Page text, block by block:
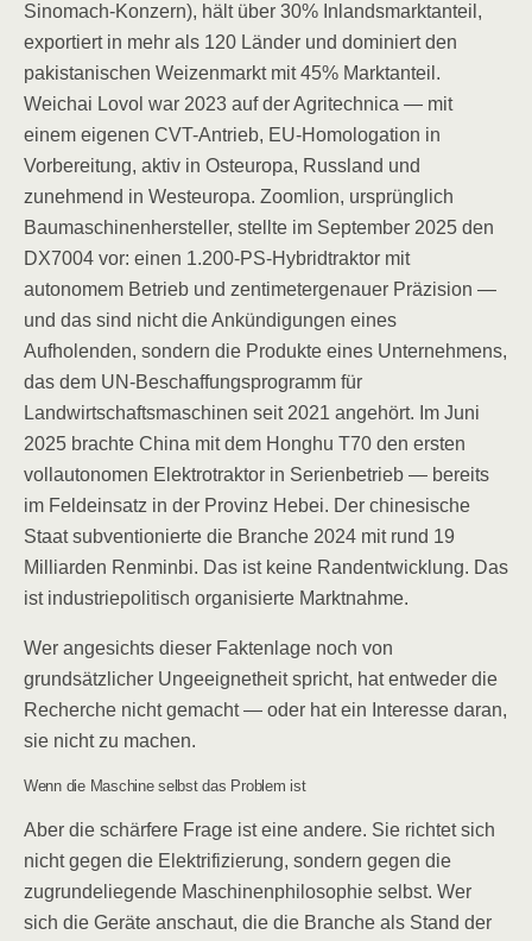
Sinomach-Konzern), hält über 30% Inlandsmarktanteil,
exportiert in mehr als 120 Länder und dominiert den
pakistanischen Weizenmarkt mit 45% Marktanteil.
Weichai Lovol war 2023 auf der Agritechnica — mit
einem eigenen CVT-Antrieb, EU-Homologation in
Vorbereitung, aktiv in Osteuropa, Russland und
zunehmend in Westeuropa. Zoomlion, ursprünglich
Baumaschinenhersteller, stellte im September 2025 den
DX7004 vor: einen 1.200-PS-Hybridtraktor mit
autonomem Betrieb und zentimetergenauer Präzision —
und das sind nicht die Ankündigungen eines
Aufholenden, sondern die Produkte eines Unternehmens,
das dem UN-Beschaffungsprogramm für
Landwirtschaftsmaschinen seit 2021 angehört. Im Juni
2025 brachte China mit dem Honghu T70 den ersten
vollautonomen Elektrotraktor in Serienbetrieb — bereits
im Feldeinsatz in der Provinz Hebei. Der chinesische
Staat subventionierte die Branche 2024 mit rund 19
Milliarden Renminbi. Das ist keine Randentwicklung. Das
ist industriepolitisch organisierte Marktnahme.
Wer angesichts dieser Faktenlage noch von
grundsätzlicher Ungeeignetheit spricht, hat entweder die
Recherche nicht gemacht — oder hat ein Interesse daran,
sie nicht zu machen.
Wenn die Maschine selbst das Problem ist
Aber die schärfere Frage ist eine andere. Sie richtet sich
nicht gegen die Elektrifizierung, sondern gegen die
zugrundeliegende Maschinenphilosophie selbst. Wer
sich die Geräte anschaut, die die Branche als Stand der